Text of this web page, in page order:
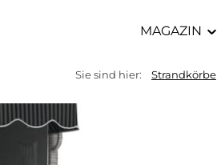
MAGAZIN
Sie sind hier: Strandkörbe